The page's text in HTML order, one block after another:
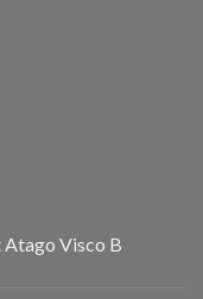
Atago Visco B